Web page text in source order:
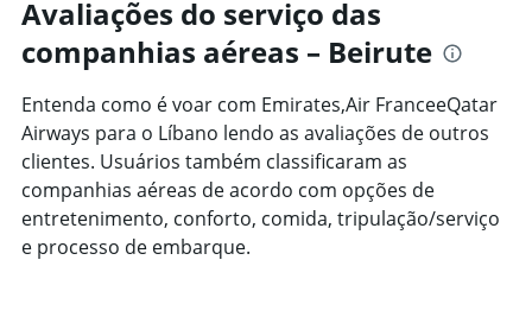
Range:
91
categories.
chart
has
1
Y
axis
displaying
values.
Range:
Avaliações do serviço das
companhias aéreas – Beirute
Entenda como é voar com Emirates,Air FranceeQatar
Airways para o Líbano lendo as avaliações de outros
clientes. Usuários também classificaram as
companhias aéreas de acordo com opções de
entretenimento, conforto, comida, tripulação/serviço
e processo de embarque.